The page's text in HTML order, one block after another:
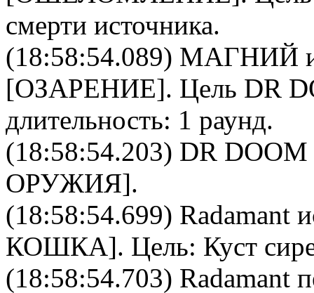
смерти источника.
(18:58:54.089) МАГНИЙ
[ОЗАРЕНИЕ]. Цель DR
длительность: 1 раунд.
(18:58:54.203) DR DOOM
ОРУЖИЯ].
(18:58:54.699) Radamant
КОШКА]. Цель: Куст
(18:58:54.703) Radamant